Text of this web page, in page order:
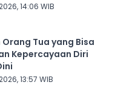
14:06 WIB
Tua yang Bisa
Kepercayaan Diri
13:57 WIB